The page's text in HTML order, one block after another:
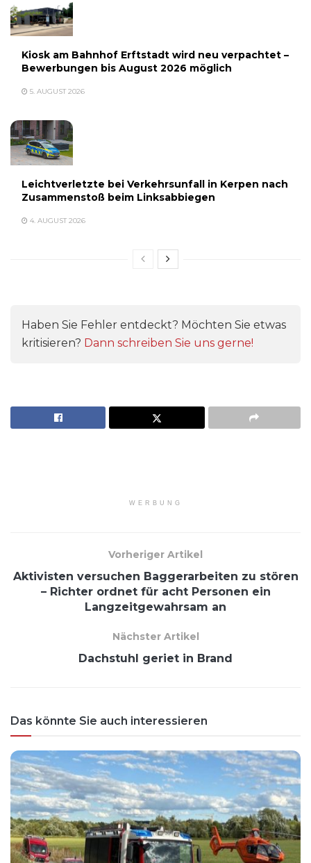
Kiosk am Bahnhof Erftstadt wird neu verpachtet –
Bewerbungen bis August 2026 möglich
5. AUGUST 2026
Leichtverletzte bei Verkehrsunfall in Kerpen nach
Zusammenstoß beim Linksabbiegen
4. AUGUST 2026
Haben Sie Fehler entdeckt? Möchten Sie etwas
kritisieren? Dann schreiben Sie uns gerne!
WERBUNG
Vorheriger Artikel
Aktivisten versuchen Baggerarbeiten zu stören
– Richter ordnet für acht Personen ein
Langzeitgewahrsam an
Nächster Artikel
Dachstuhl geriet in Brand
Das könnte Sie auch interessieren